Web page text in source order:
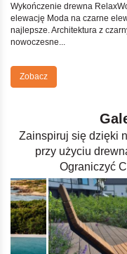
Wykończenie drewna
elewację Moda na czarne
najlepsze. Architektura z
nowoczesne...
Zobacz
Zainspiruj się dzięki
przy użyciu
Ograniczyć